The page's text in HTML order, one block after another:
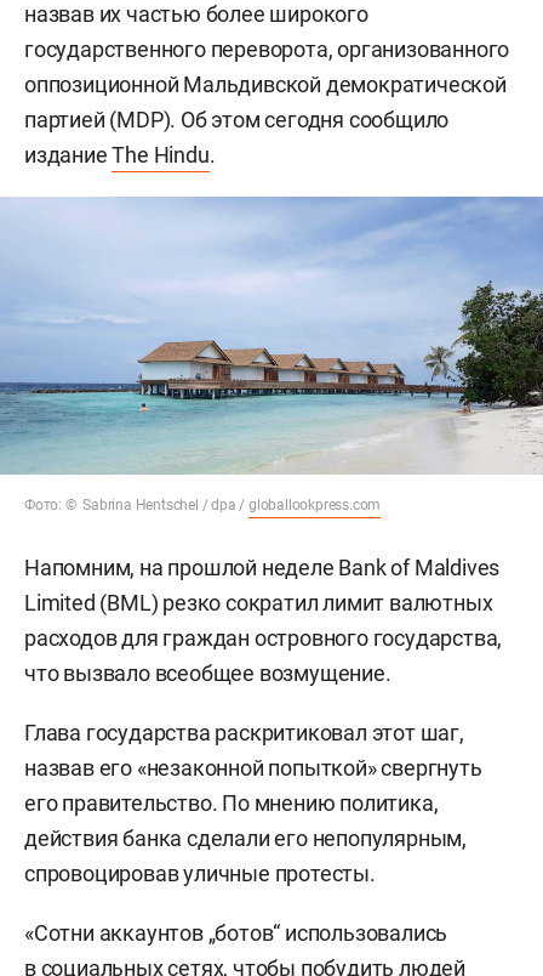
назвав их частью более широкого
государственного переворота, организованного
оппозиционной Мальдивской демократической
партией (MDP). Об этом сегодня сообщило
изданиеThe Hindu.
Фото: © Sabrina Hentschel / dpa /globallookpress.com
Напомним, на прошлой неделе Bank of Maldives
Limited (BML) резко сократил лимит валютных
расходов для граждан островного государства,
что вызвало всеобщее возмущение.
Глава государства раскритиковал этот шаг,
назвав его «незаконной попыткой» свергнуть
его правительство. По мнению политика,
действия банка сделали его непопулярным,
спровоцировав уличные протесты.
«Сотни аккаунтов „ботов“ использовались
в социальных сетях, чтобы побудить людей